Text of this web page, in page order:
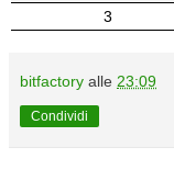
3
bitfactory alle 23:09
Condividi